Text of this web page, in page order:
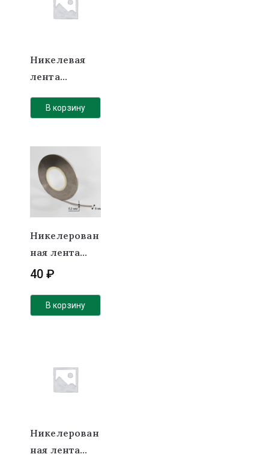
Никелевая
лента
В корзину
Никелерован
ная лента
(покрытие)
40₽
В корзину
Никелерован
ная лента